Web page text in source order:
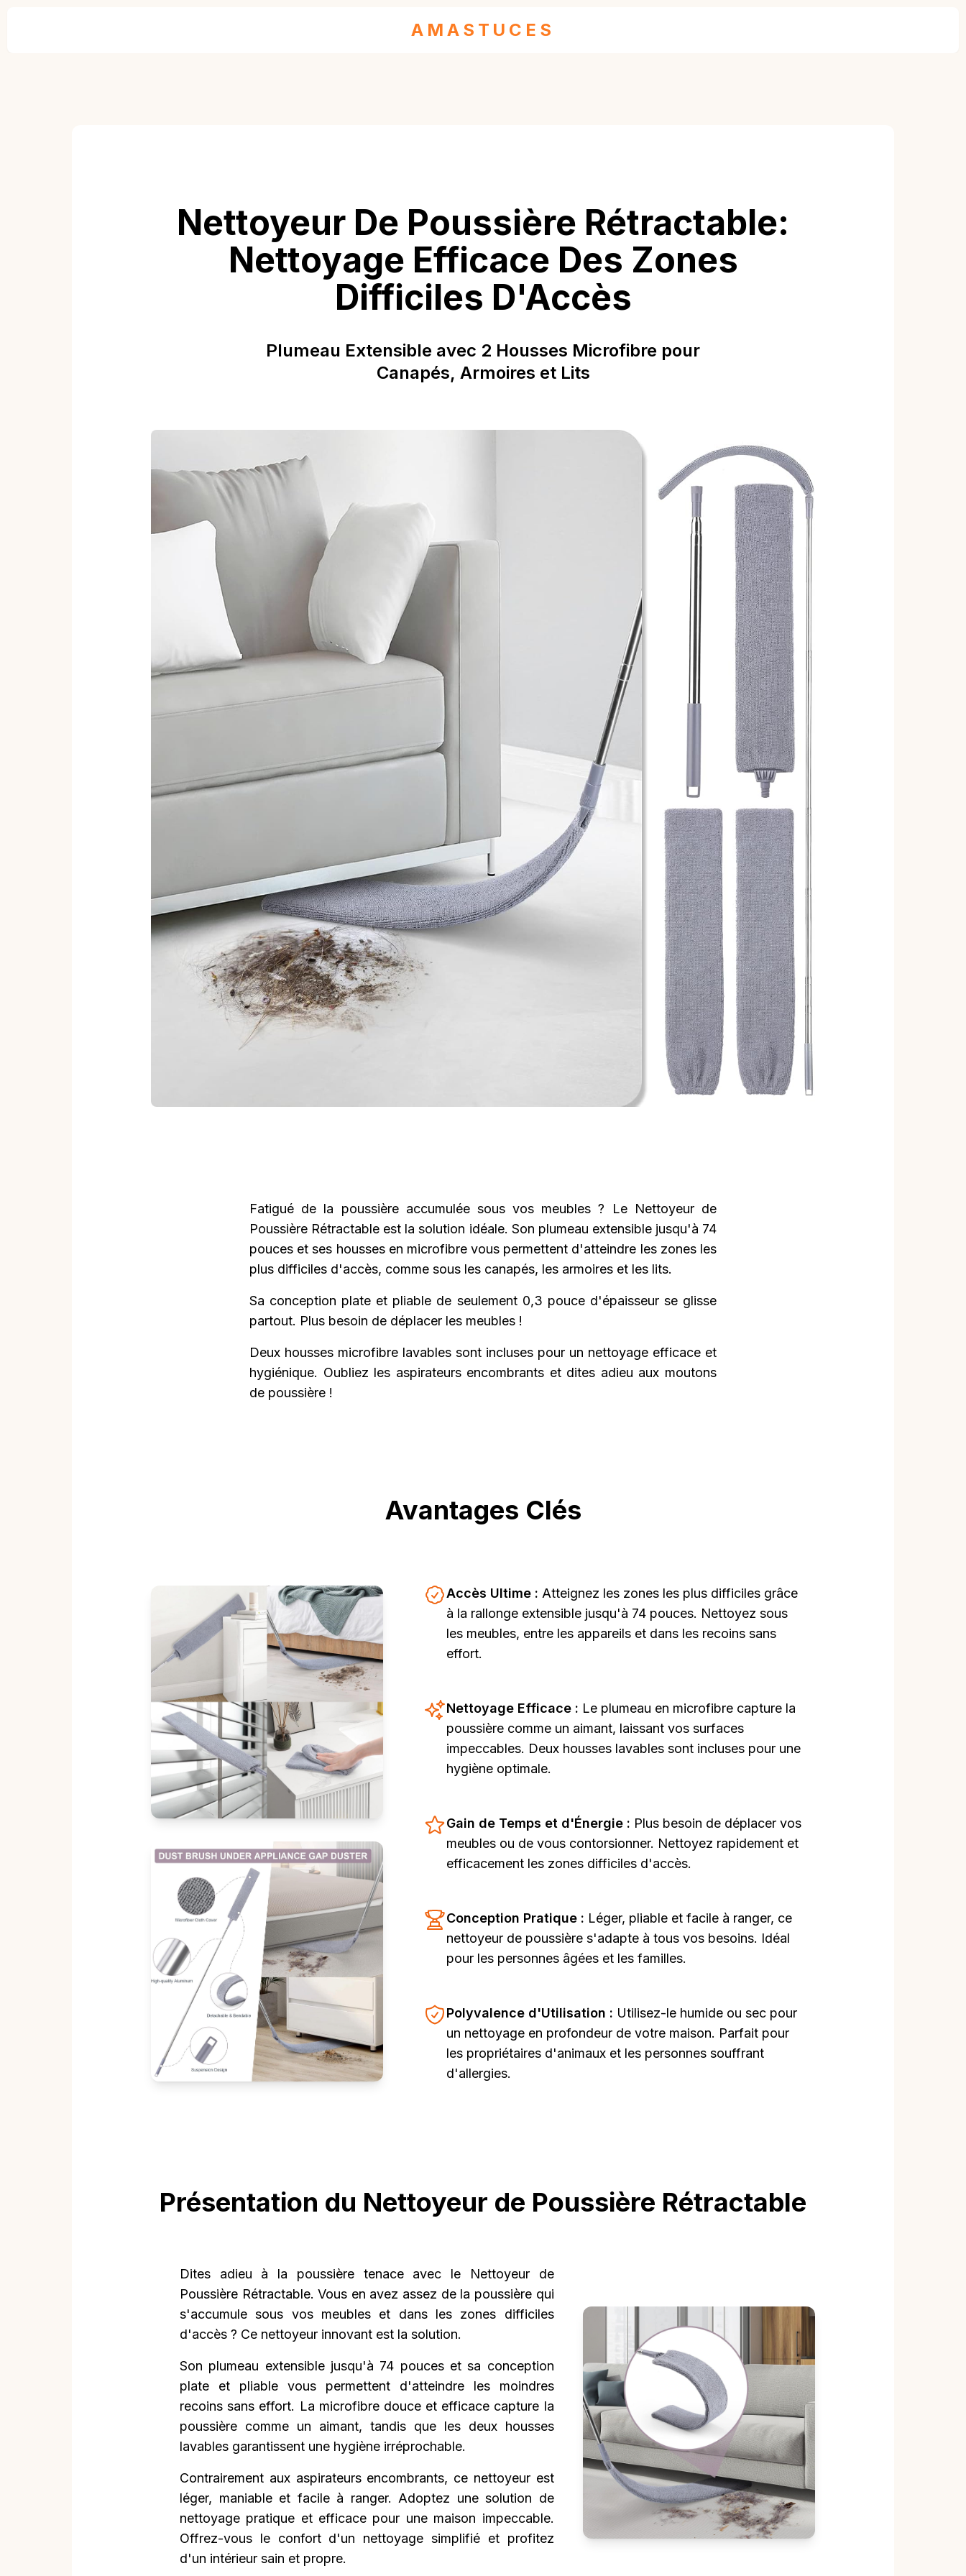
AMASTUCES
Nettoyeur De Poussière Rétractable:
Nettoyage Efficace Des Zones
Difficiles D'Accès
Plumeau Extensible avec 2 Housses Microfibre pour
Canapés, Armoires et Lits
Fatigué de la poussière accumulée sous vos meubles ? Le Nettoyeur de
Poussière Rétractable est la solution idéale. Son plumeau extensible jusqu'à 74
pouces et ses housses en microfibre vous permettent d'atteindre les zones les
plus difficiles d'accès, comme sous les canapés, les armoires et les lits.
Sa conception plate et pliable de seulement 0,3 pouce d'épaisseur se glisse
partout. Plus besoin de déplacer les meubles !
Deux housses microfibre lavables sont incluses pour un nettoyage efficace et
hygiénique. Oubliez les aspirateurs encombrants et dites adieu aux moutons
de poussière !
Avantages Clés
Accès Ultime :Atteignez les zones les plus difficiles grâce
à la rallonge extensible jusqu'à 74 pouces. Nettoyez sous
les meubles, entre les appareils et dans les recoins sans
effort.
Nettoyage Efficace : Le plumeau en microfibre capture la
poussière comme un aimant, laissant vos surfaces
impeccables. Deux housses lavables sont incluses pour une
hygiène optimale.
Gain de Temps et d'Énergie : Plus besoin de déplacer vos
meubles ou de vous contorsionner. Nettoyez rapidement et
efficacement les zones difficiles d'accès.
Conception Pratique : Léger, pliable et facile à ranger, ce
nettoyeur de poussière s'adapte à tous vos besoins. Idéal
pour les personnes âgées et les familles.
Polyvalence d'Utilisation : Utilisez-le humide ou sec pour
un nettoyage en profondeur de votre maison. Parfait pour
les propriétaires d'animaux et les personnes souffrant
d'allergies.
Présentation du Nettoyeur de Poussière Rétractable
Dites adieu à la poussière tenace avec le Nettoyeur de
Poussière Rétractable. Vous en avez assez de la poussière qui
s'accumule sous vos meubles et dans les zones difficiles
d'accès ? Ce nettoyeur innovant est la solution.
Son plumeau extensible jusqu'à 74 pouces et sa conception
plate et pliable vous permettent d'atteindre les moindres
recoins sans effort. La microfibre douce et efficace capture la
poussière comme un aimant, tandis que les deux housses
lavables garantissent une hygiène irréprochable.
Contrairement aux aspirateurs encombrants, ce nettoyeur est
léger, maniable et facile à ranger. Adoptez une solution de
nettoyage pratique et efficace pour une maison impeccable.
Offrez-vous le confort d'un nettoyage simplifié et profitez
d'un intérieur sain et propre.